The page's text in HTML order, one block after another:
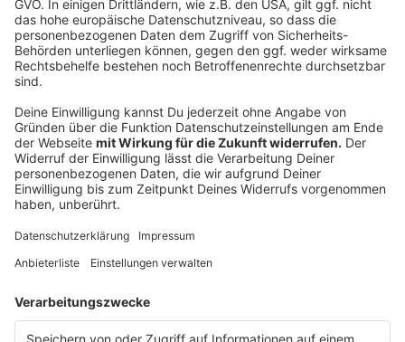
MOBILES LABOR:tauche mit allen Sinnen ein
in die Faszination Natur (Sehen, Hören,
Riechen, Fühlen)
tierische Zeitgenossen haben wahre
Superkräfte – kannst du mithalten?
NATURSCHAUSPIEL:versuch dich unter der
Anleitung unserer Guides im Schneeschuh
Parcours u lerne unsere 200 Touren in ganz
OÖ kennen
FOTOCHALLENGE:
Die beste Zeit für
Naturschutz ist jetzt – pose im Fotocorner mit
deiner Naturschutz-Message, posten,
verlinken und gewinnen!